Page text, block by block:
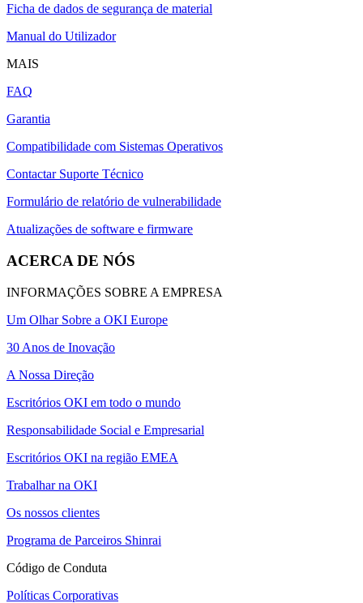
Ficha de dados de segurança de material
Manual do Utilizador
MAIS
FAQ
Garantia
Compatibilidade com Sistemas Operativos
Contactar Suporte Técnico
Formulário de relatório de vulnerabilidade
Atualizações de software e firmware
ACERCA DE NÓS
INFORMAÇÕES SOBRE A EMPRESA
Um Olhar Sobre a OKI Europe
30 Anos de Inovação
A Nossa Direção
Escritórios OKI em todo o mundo
Responsabilidade Social e Empresarial
Escritórios OKI na região EMEA
Trabalhar na OKI
Os nossos clientes
Programa de Parceiros Shinrai
Código de Conduta
Políticas Corporativas